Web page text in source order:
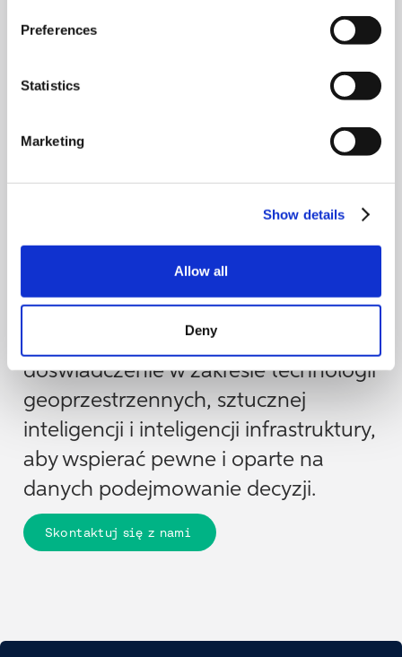
Preferences
Statistics
Marketing
Show details
Allow all
Deny
Chief Technology Officer
Michael Willems
Bryan Mueller
Zespół kierowniczy Cyclomedia łączy
doświadczenie w zakresie technologii
geoprzestrzennych, sztucznej
inteligencji i inteligencji infrastruktury,
aby wspierać pewne i oparte na
danych podejmowanie decyzji.
Skontaktuj się z nami